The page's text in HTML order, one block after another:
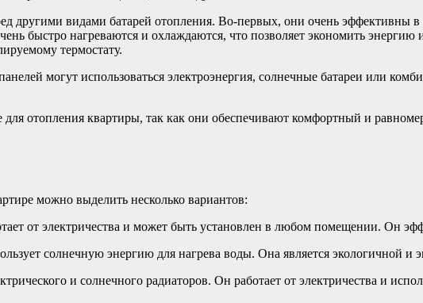
другими видами батарей отопления. Во-первых, они очень эффективны
быстро нагреваются и охлаждаются, что позволяет экономить
термостату.
могут использоваться электроэнергия, солнечные батареи или
отопления квартиры, так как они обеспечивают комфортный и
можно выделить несколько вариантов:
от электричества и может быть установлен в любом помещении. Он
солнечную энергию для нагрева воды. Она является экологичной и
и солнечного радиаторов. Он работает от электричества и